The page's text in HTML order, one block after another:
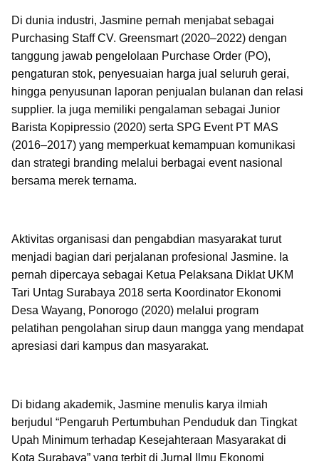
Di dunia industri, Jasmine pernah menjabat sebagai
Purchasing Staff CV. Greensmart (2020–2022) dengan
tanggung jawab pengelolaan Purchase Order (PO),
pengaturan stok, penyesuaian harga jual seluruh gerai,
hingga penyusunan laporan penjualan bulanan dan relasi
supplier. Ia juga memiliki pengalaman sebagai Junior
Barista Kopipressio (2020) serta SPG Event PT MAS
(2016–2017) yang memperkuat kemampuan komunikasi
dan strategi branding melalui berbagai event nasional
bersama merek ternama.
Aktivitas organisasi dan pengabdian masyarakat turut
menjadi bagian dari perjalanan profesional Jasmine. Ia
pernah dipercaya sebagai Ketua Pelaksana Diklat UKM
Tari Untag Surabaya 2018 serta Koordinator Ekonomi
Desa Wayang, Ponorogo (2020) melalui program
pelatihan pengolahan sirup daun mangga yang mendapat
apresiasi dari kampus dan masyarakat.
Di bidang akademik, Jasmine menulis karya ilmiah
berjudul “Pengaruh Pertumbuhan Penduduk dan Tingkat
Upah Minimum terhadap Kesejahteraan Masyarakat di
Kota Surabaya” yang terbit di Jurnal Ilmu Ekonomi